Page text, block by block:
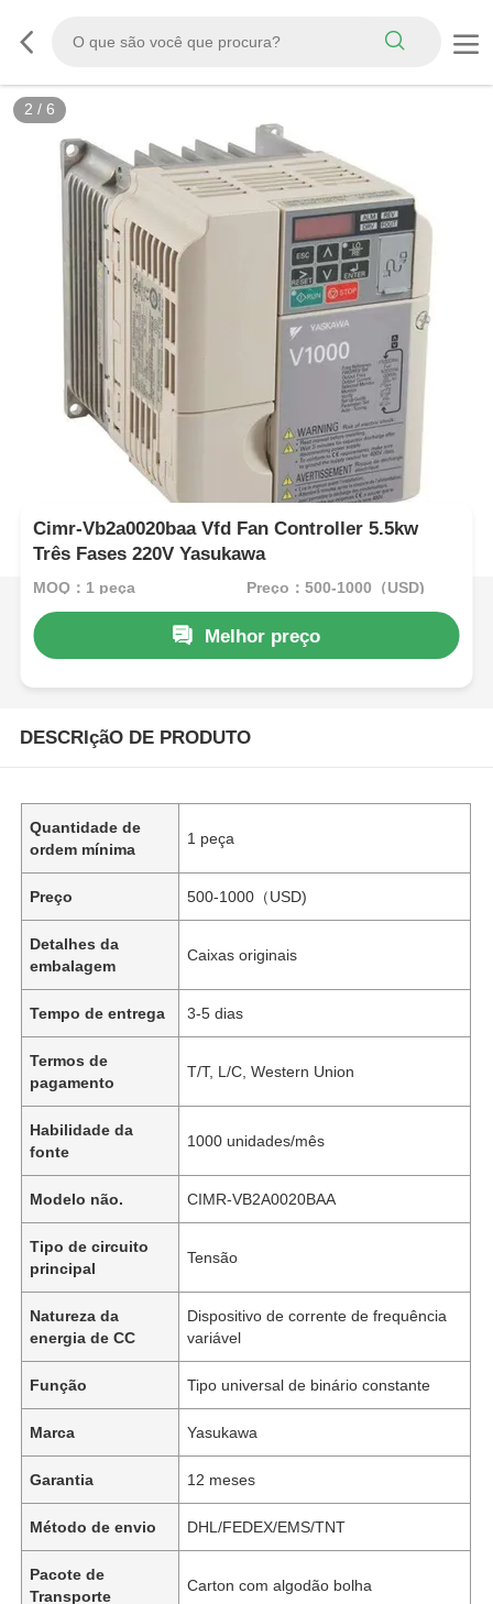
3 / 6
Cimr-Vb2a0020baa Vfd Fan Controller 5.5kw
Três Fases 220V Yasukawa
MOQ：1 peça Preço：500-1000（USD)
Melhor preço
DESCRIçãO DE PRODUTO
Quantidade de
ordem mínima
1 peça
Preço 500-1000（USD)
Detalhes da
embalagem
Caixas originais
Tempo de entrega 3-5 dias
Termos de
pagamento
T/T, L/C, Western Union
Habilidade da
fonte
1000 unidades/mês
Modelo não. CIMR-VB2A0020BAA
Tipo de circuito
principal
Tensão
Natureza da
energia de CC
Dispositivo de corrente de frequência
variável
Função Tipo universal de binário constante
Marca Yasukawa
Garantia 12 meses
Método de envio DHL/FEDEX/EMS/TNT
Pacote de
Transporte
Carton com algodão bolha